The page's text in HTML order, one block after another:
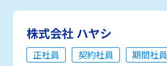
株式会社 ハヤシ
正社員 契約社員
期間社員